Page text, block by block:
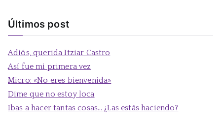
Últimos post
Adiós, querida Itziar Castro
Así fue mi primera vez
Micro: «No eres bienvenida»
Dime que no estoy loca
Ibas a hacer tantas cosas… ¿Las estás haciendo?